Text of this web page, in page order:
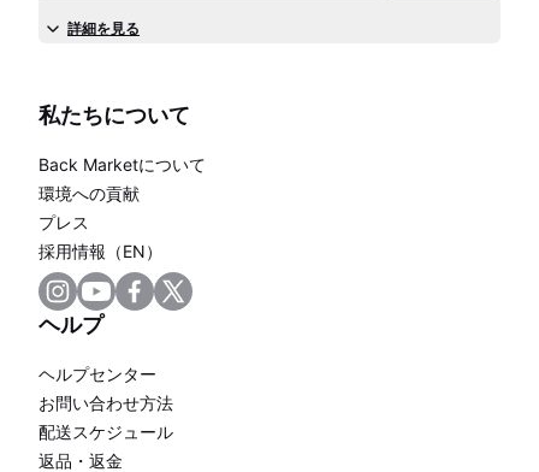
詳細を見る
私たちについて
Back Marketについて
環境への貢献
プレス
採用情報（EN）
ヘルプ
ヘルプセンター
お問い合わせ方法
配送スケジュール
返品・返金